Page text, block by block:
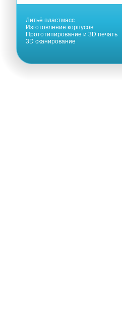
Литьё пластмасс
Изготовление корпусов
Прототипирование и 3D печать
3D сканирование